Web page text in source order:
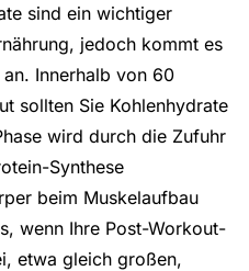
sind ein wichtiger
jedoch kommt es
Innerhalb von 60
sollten Sie Kohlenhydrate
wird durch die Zufuhr
Synthese
beim Muskelaufbau
wenn Ihre Post-Workout-
etwa gleich großen,